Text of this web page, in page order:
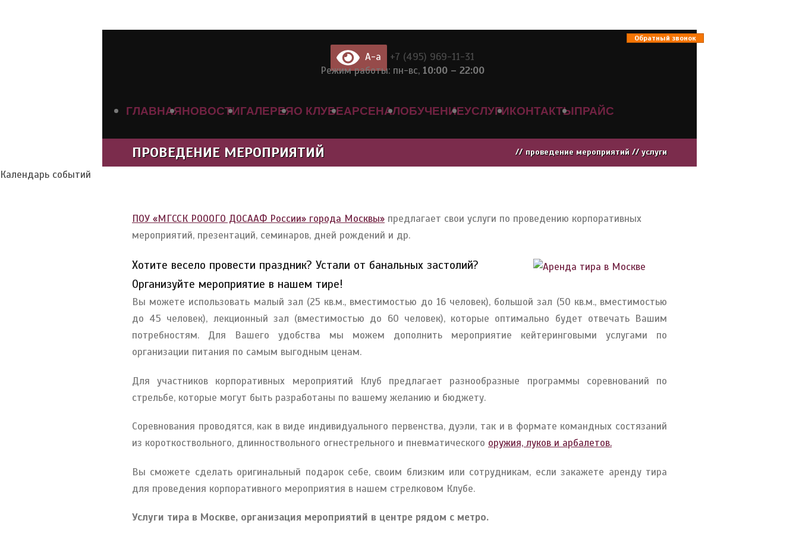
A-a
+7 (495) 969-11-31
Режим работы: пн-вс, 10:00 – 22:00
Обратный звонок
ГЛАВНАЯНОВОСТИГАЛЕРЕЯО КЛУБЕАРСЕНАЛОБУЧЕНИЕУСЛУГИКОНТАКТЫПРАЙС
ПРОВЕДЕНИЕ МЕРОПРИЯТИЙ // проведение мероприятий // услуги
Календарь событий
ПОУ «МГССК РОООГО ДОСААФ России» города Москвы» предлагает свои услуги по проведению корпоративных
мероприятий, презентаций, семинаров, дней рождений и др.
Хотите весело провести праздник? Устали от банальных застолий?
Организуйте мероприятие в нашем тире!
Вы можете использовать малый зал (25 кв.м., вместимостью до 16 человек), большой зал (50 кв.м., вместимостью
до 45 человек), лекционный зал (вместимостью до 60 человек), которые оптимально будет отвечать Вашим
потребностям. Для Вашего удобства мы можем дополнить мероприятие кейтеринговыми услугами по
организации питания по самым выгодным ценам.
Для участников корпоративных мероприятий Клуб предлагает разнообразные программы соревнований по
стрельбе, которые могут быть разработаны по вашему желанию и бюджету.
Соревнования проводятся, как в виде индивидуального первенства, дуэли, так и в формате командных состязаний
из короткоствольного, длинноствольного огнестрельного и пневматического оружия, луков и арбалетов.
Вы сможете сделать оригинальный подарок себе, своим близким или сотрудникам, если закажете аренду тира
для проведения корпоративного мероприятия в нашем стрелковом Клубе.
Услуги тира в Москве, организация мероприятий в центре рядом с метро.